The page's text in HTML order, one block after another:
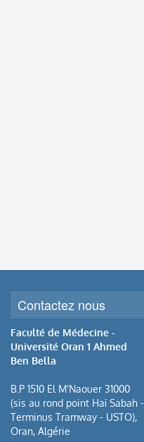
Contactez nous
Faculté de Médecine -
Université Oran 1 Ahmed
Ben Bella
B.P 1510 El M'Naouer 31000
(sis au rond point Haï Sabah -
Terminus Tramway - USTO),
Oran, Algérie